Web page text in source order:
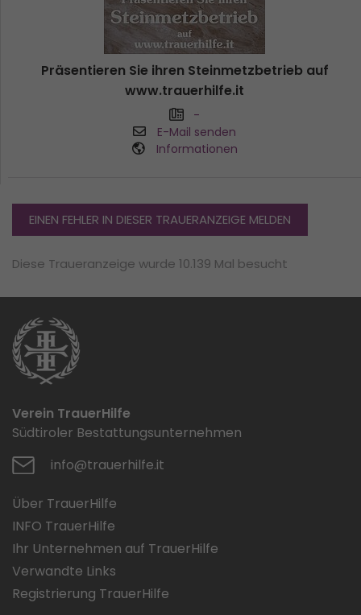
Präsentieren Sie ihren Steinmetzbetrieb auf
www.trauerhilfe.it
-
E-Mail senden
Informationen
EINEN FEHLER IN DIESER TRAUERANZEIGE MELDEN
Diese Traueranzeige wurde 10.139 Mal besucht
Verein TrauerHilfe
Südtiroler Bestattungsunternehmen
info@trauerhilfe.it
Über TrauerHilfe
INFO TrauerHilfe
Ihr Unternehmen auf TrauerHilfe
Verwandte Links
Registrierung TrauerHilfe